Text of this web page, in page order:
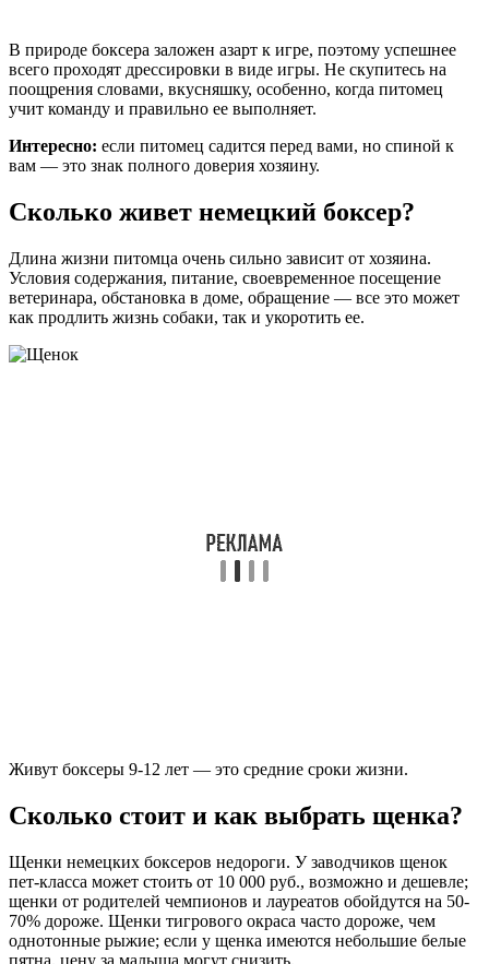
В природе боксера заложен азарт к игре, поэтому успешнее
всего проходят дрессировки в виде игры. Не скупитесь на
поощрения словами, вкусняшку, особенно, когда питомец
учит команду и правильно ее выполняет.
Интересно: если питомец садится перед вами, но спиной к
вам — это знак полного доверия хозяину.
Сколько живет немецкий боксер?
Длина жизни питомца очень сильно зависит от хозяина.
Условия содержания, питание, своевременное посещение
ветеринара, обстановка в доме, обращение — все это может
как продлить жизнь собаки, так и укоротить ее.
Живут боксеры 9-12 лет — это средние сроки жизни.
Сколько стоит и как выбрать щенка?
Щенки немецких боксеров недороги. У заводчиков щенок
пет-класса может стоить от 10 000 руб., возможно и дешевле;
щенки от родителей чемпионов и лауреатов обойдутся на 50-
70% дороже. Щенки тигрового окраса часто дороже, чем
однотонные рыжие; если у щенка имеются небольшие белые
пятна, цену за малыша могут снизить.